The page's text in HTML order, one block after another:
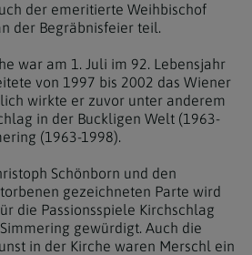
der emeritierte Weihbischof
der Begräbnisfeier teil.
war am 1. Juli im 92. Lebensjahr
von 1997 bis 2002 das Wiener
wirkte er zuvor unter anderem
in der Buckligen Welt (1963-
(1963-1998).
Schönborn und den
gezeichneten Parte wird
die Passionsspiele Kirchschlag
gewürdigt. Auch die
in der Kirche waren Merschl ein